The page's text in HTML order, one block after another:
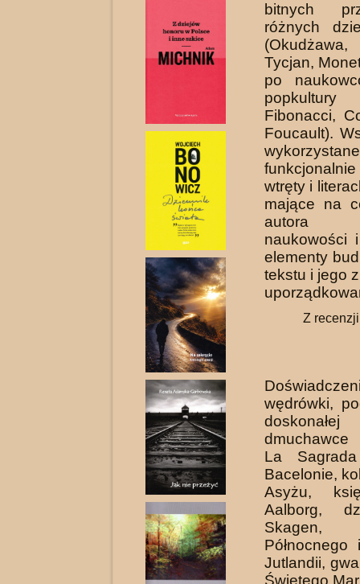
bitnych
różnych
Tycjan,
po
Fibonacci,
Foucault).
wtręty i
mające na
autora
naukowości
elementy
tekstu i jego
Z
wędrówki,
La
Bacelonie,
Asyżu,
Aalborg,
Jutlandii,
Świętego